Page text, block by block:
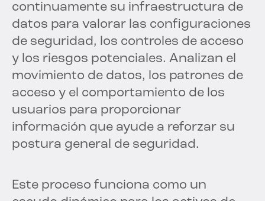
continuamente su infraestructura de
datos para valorar las configuraciones
de seguridad, los controles de acceso
y los riesgos potenciales. Analizan el
movimiento de datos, los patrones de
acceso y el comportamiento de los
usuarios para proporcionar
información que ayude a reforzar su
postura general de seguridad.
Este proceso funciona como un